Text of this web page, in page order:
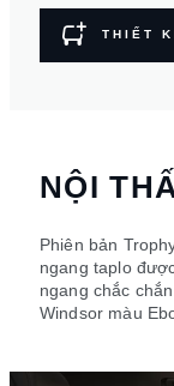
THIẾT
NỘI
Phiên bản
ngang taplo
ngang chắc
Windsor màu